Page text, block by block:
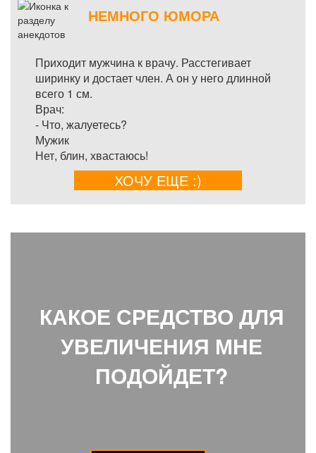
НЕМНОГО ЮМОРА
Приходит мужчина к врачу. Расстегивает
ширинку и достает член. А он у него длинной
всего 1 см.
Врач:
- Что, жалуетесь?
Мужик
Нет, блин, хвастаюсь!
ХОЧУ ЕЩЕ :)
КАКОЕ СРЕДСТВО ДЛЯ
УВЕЛИЧЕНИЯ МНЕ
ПОДОЙДЕТ?